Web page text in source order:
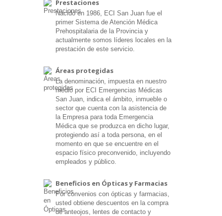
Prestaciones
Nacido en 1986, ECI San Juan fue el
primer Sistema de Atención Médica
Prehospitalaria de la Provincia y
actualmente somos líderes locales en la
prestación de este servicio.
Áreas protegidas
La denominación, impuesta en nuestro
medio por ECI Emergencias Médicas
San Juan, indica el ámbito, inmueble o
sector que cuenta con la asistencia de
la Empresa para toda Emergencia
Médica que se produzca en dicho lugar,
protegiendo así a toda persona, en el
momento en que se encuentre en el
espacio físico preconvenido, incluyendo
empleados y público.
Beneficios en Ópticas y Farmacias
Por convenios con ópticas y farmacias,
usted obtiene descuentos en la compra
de anteojos, lentes de contacto y